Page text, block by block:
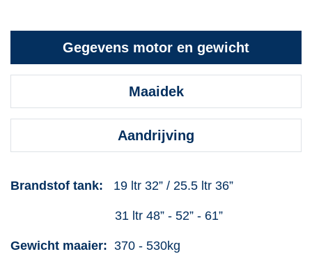
Gegevens motor en gewicht
Maaidek
Aandrijving
Brandstof tank: 19 ltr 32” / 25.5 ltr 36”
31 ltr 48” - 52” - 61”
Gewicht maaier: 370 - 530kg